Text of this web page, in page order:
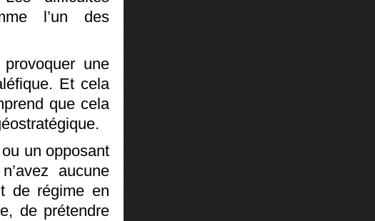
l’un des
une
Et cela
que cela
un opposant
aucune
de régime en
de prétendre